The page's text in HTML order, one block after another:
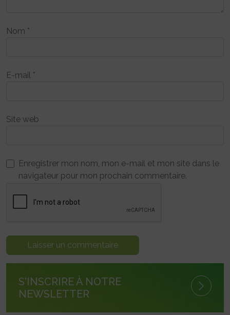
Nom *
E-mail *
Site web
Enregistrer mon nom, mon e-mail et mon site dans le
navigateur pour mon prochain commentaire.
S'INSCRIRE À NOTRE
NEWSLETTER